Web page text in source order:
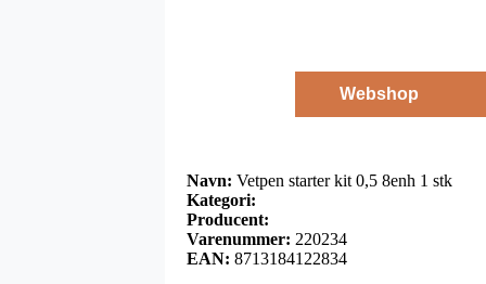
Webshop
Navn: Vetpen starter kit 0,5 8enh 1 stk
Kategori:
Producent:
Varenummer: 220234
EAN: 8713184122834